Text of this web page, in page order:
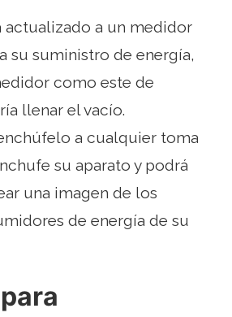
actualizado a un medidor
su suministro de energía,
como este de
llenar el vacío.
a cualquier toma
su aparato y podrá
una imagen de los
de energía de su